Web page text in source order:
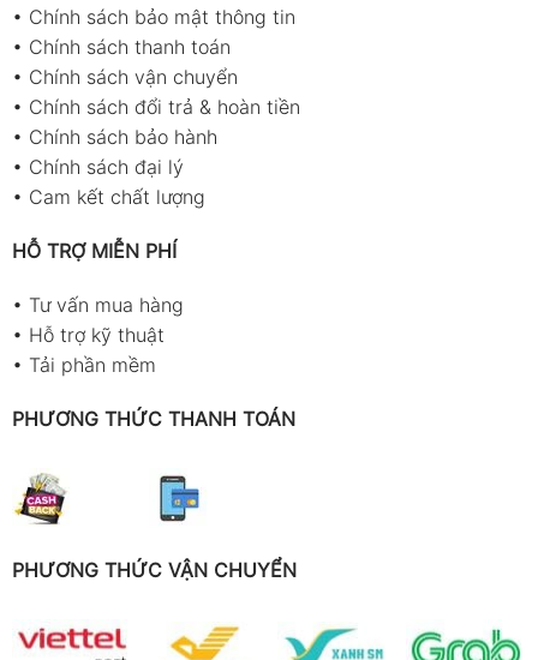
• Chính sách bảo mật thông tin
• Chính sách thanh toán
• Chính sách vận chuyển
• Chính sách đổi trả & hoàn tiền
• Chính sách bảo hành
• Chính sách đại lý
• Cam kết chất lượng
HỖ TRỢ MIỄN PHÍ
• Tư vấn mua hàng
• Hỗ trợ kỹ thuật
• Tải phần mềm
PHƯƠNG THỨC THANH TOÁN
PHƯƠNG THỨC VẬN CHUYỂN